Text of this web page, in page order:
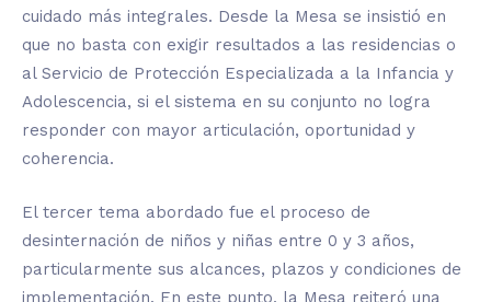
cuidado más integrales. Desde la Mesa se insistió en
que no basta con exigir resultados a las residencias o
al Servicio de Protección Especializada a la Infancia y
Adolescencia, si el sistema en su conjunto no logra
responder con mayor articulación, oportunidad y
coherencia.
El tercer tema abordado fue el proceso de
desinternación de niños y niñas entre 0 y 3 años,
particularmente sus alcances, plazos y condiciones de
implementación. En este punto, la Mesa reiteró una